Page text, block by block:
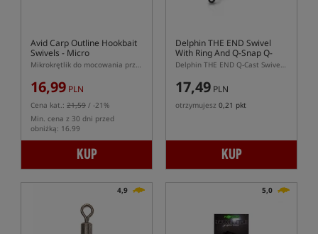
Avid Carp Outline Hookbait
Swivels - Micro
Mikrokrętlik do mocowania przynęt
16,99 PLN
Cena kat.: 21,59 / -21%
Min. cena z 30 dni przed
obniżką: 16.99
KUP
Delphin THE END Swivel
With Ring And Q-Snap Q-
Cast
Delphin THE END Q-Cast Swivel With Ring And Q-Snap – krętlik karpiowy z agrafką
17,49 PLN
otrzymujesz 0,21 pkt
KUP
4,9 5,0